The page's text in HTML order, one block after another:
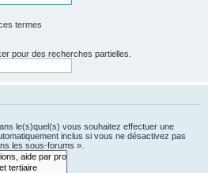
termes
pour des recherches partielles.
le(s)quel(s) vous souhaitez effectuer une
inclus si vous ne désactivez pas
les sous-forums ».